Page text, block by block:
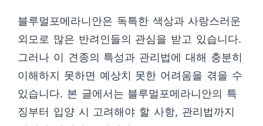
블루멀포메라니안은 독특한 색상과 사랑스러운
외모로 많은 반려인들의 관심을 받고 있습니다.
그러나 이 견종의 특성과 관리법에 대해 충분히
이해하지 못하면 예상치 못한 어려움을 겪을 수
있습니다. 본 글에서는 블루멀포메라니안의 특
징부터 입양 시 고려해야 할 사항, 관리법까지